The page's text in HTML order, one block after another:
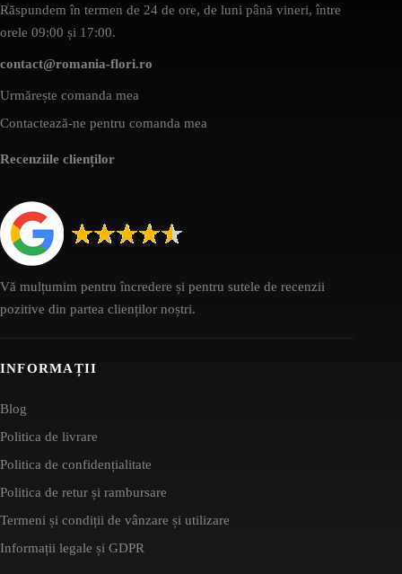
Răspundem în termen de 24 de ore, de luni până vineri, între
orele 09:00 și 17:00.
contact@romania-flori.ro
Urmărește comanda mea
Contactează-ne pentru comanda mea
Recenziile clienților
Vă mulțumim pentru încredere și pentru sutele de recenzii
pozitive din partea clienților noștri.
INFORMAȚII
Blog
Politica de livrare
Politica de confidențialitate
Politica de retur și rambursare
Termeni și condiții de vânzare și utilizare
Informații legale și GDPR